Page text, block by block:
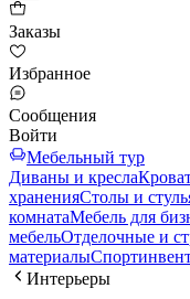
Заказы
Избранное
Сообщения
Войти
Мебельный тур
Диваны и кресла
храненияСтолы и
комнатаМебель для
мебельОтделочные и
материалы
Интерьеры